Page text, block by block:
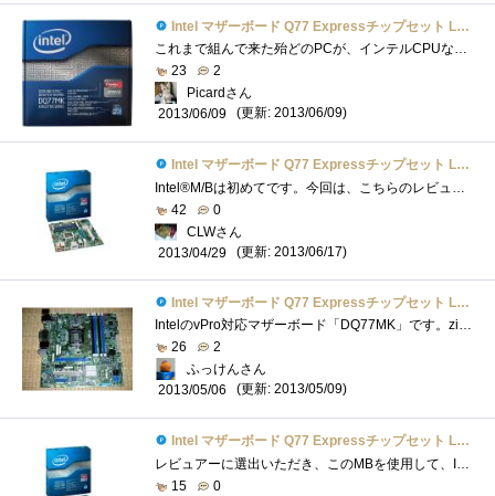
Intel マザーボード Q77 Expressチップセット LGA1155 BOXDQ77MK 【Micro-ATX】
これまで組んで来た殆どのPCが、インテルCPUなのに、これまでインテル製マザーボードを使ったことがありませんでした。安心感はあるものの、機...
23
2
Picardさん
2013/06/09
(更新: 2013/06/09)
Intel マザーボード Q77 Expressチップセット LGA1155 BOXDQ77MK 【Micro-ATX】
Intel®M/Bは初めてです。今回は、こちらのレビュー完成は必須条件では有りませんが、取りあえず組み上げたのでその動作検証の意味も含めて少し�...
42
0
CLWさん
2013/04/29
(更新: 2013/06/17)
Intel マザーボード Q77 Expressチップセット LGA1155 BOXDQ77MK 【Micro-ATX】
IntelのvPro対応マザーボード「DQ77MK」です。zigsowのvProプレミアムレビューのレビュー品の一つです(；=ﾟωﾟ)=３３３【メーカー/型番】intel/DQ77MK【チ...
26
2
ふっけんさん
2013/05/06
(更新: 2013/05/09)
Intel マザーボード Q77 Expressチップセット LGA1155 BOXDQ77MK 【Micro-ATX】
レビュアーに選出いただき、このMBを使用して、Intelさんがこっそり(？)と仕込んだ数々の便利な機能についてレビューをさせていただきました。�...
15
0